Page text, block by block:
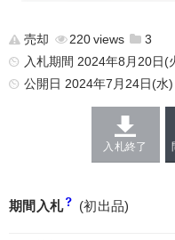
売却 220
3
入札期間 2024年8月20日(
公開日 2024年7月24日(水)
入札終了
期間入札 (初出品)